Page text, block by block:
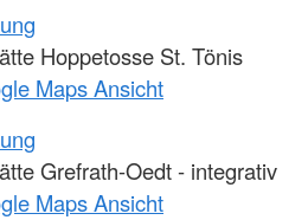
Hoppetosse St. Tönis
Maps Ansicht
Grefrath-Oedt - integrativ
Maps Ansicht